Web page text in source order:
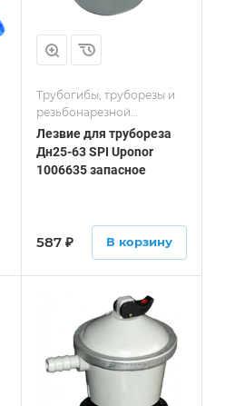
Трубогибы, труборезы и
резьбонарезной
инструмент
Лезвие для трубореза
Дн25-63 SPI Uponor
1006635 запасное
587 ₽ В корзину